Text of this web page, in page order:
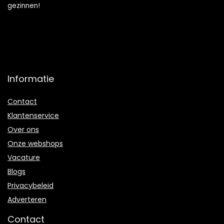
gezinnen!
Informatie
Contact
Klantenservice
Over ons
Onze webshops
Vacature
Blogs
Privacybeleid
Adverteren
Contact